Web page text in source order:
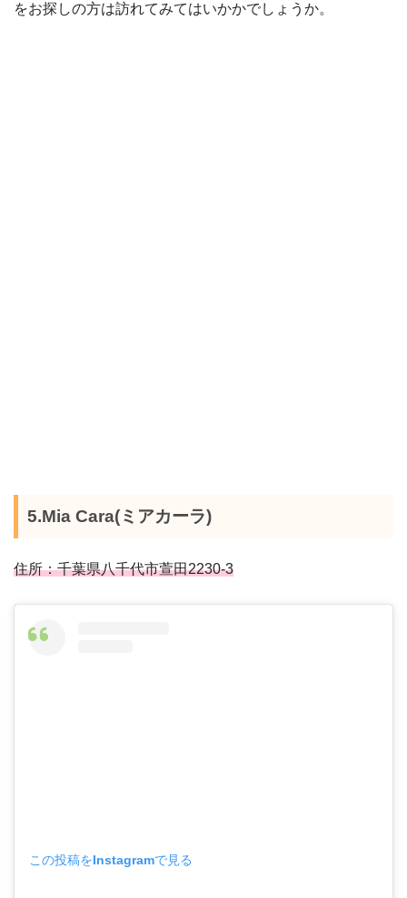
をお探しの方は訪れてみてはいかかでしょうか。
5.Mia Cara(ミアカーラ)
住所：千葉県八千代市萱田2230-3
この投稿をInstagramで見る